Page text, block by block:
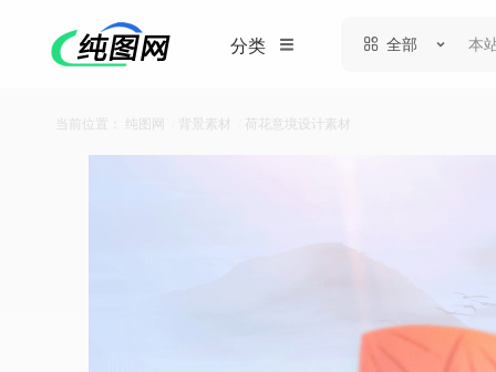
分类 全部
当前位置： 纯图网 背景素材 荷花意境设计素材